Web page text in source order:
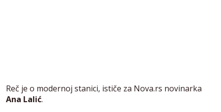
Reč je o modernoj stanici, ističe za Nova.rs novinarka
Ana Lalić.